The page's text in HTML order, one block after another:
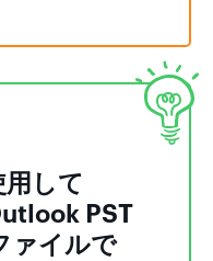
して
PST
ァイルで